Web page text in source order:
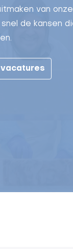
van
de kansen